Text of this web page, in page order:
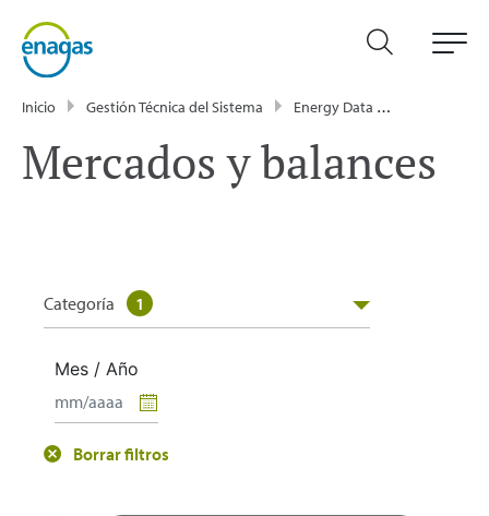
Inicio Gestión Técnica del Sistema Energy Data
Mercados y balances
Categoría 1
Mes / Año
Borrar filtros